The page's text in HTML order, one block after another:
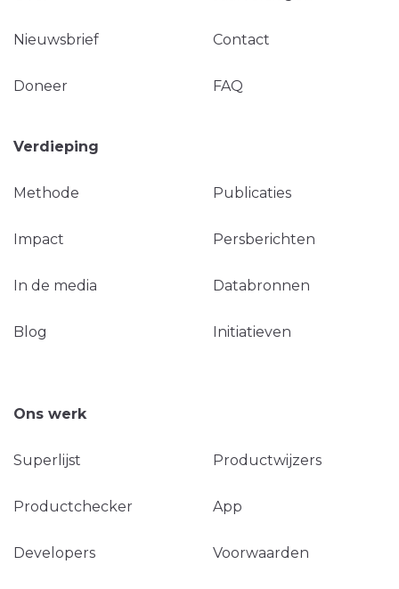
Nieuwsbrief Contact
Doneer FAQ
Verdieping
Methode Publicaties
Impact Persberichten
In de media Databronnen
Blog Initiatieven
Ons werk
Superlijst Productwijzers
Productchecker App
Developers Voorwaarden